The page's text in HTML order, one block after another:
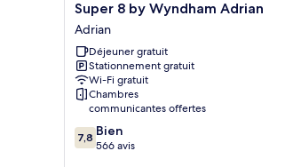
Super
8
by
Wyndham
Adrian
Adrian
Super 8 by Wyndham Adrian
Adrian
Déjeuner gratuit
Stationnement gratuit
Wi-Fi gratuit
Chambres
communicantes offertes
7.8
sur
7,8 Bien
566 avis